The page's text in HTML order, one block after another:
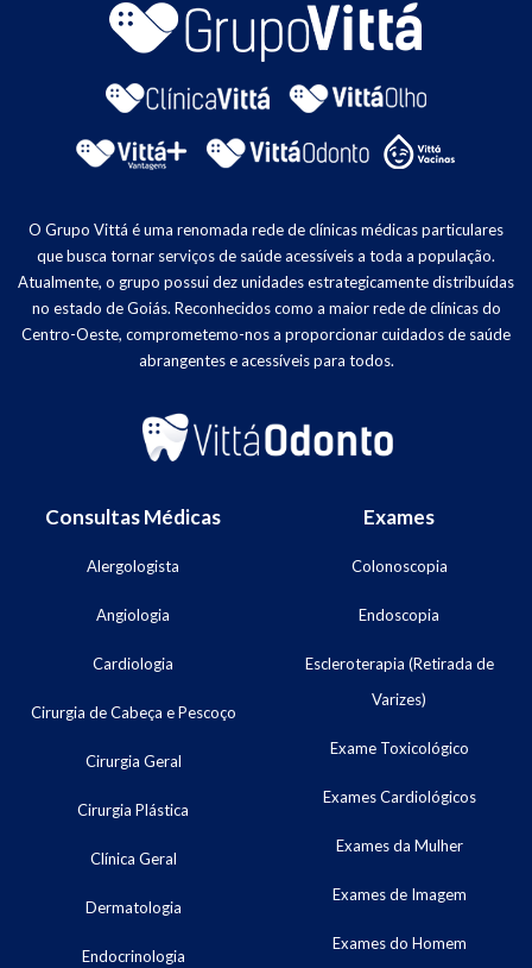
O Grupo Vittá é uma renomada rede de clínicas médicas particulares
que busca tornar serviços de saúde acessíveis a toda a população.
Atualmente, o grupo possui dez unidades estrategicamente distribuídas
no estado de Goiás. Reconhecidos como a maior rede de clínicas do
Centro-Oeste, comprometemo-nos a proporcionar cuidados de saúde
abrangentes e acessíveis para todos.
Consultas Médicas
Alergologista
Angiologia
Cardiologia
Cirurgia de Cabeça e Pescoço
Cirurgia Geral
Cirurgia Plástica
Clínica Geral
Dermatologia
Endocrinologia
Exames
Colonoscopia
Endoscopia
Escleroterapia (Retirada de
Varizes)
Exame Toxicológico
Exames Cardiológicos
Exames da Mulher
Exames de Imagem
Exames do Homem